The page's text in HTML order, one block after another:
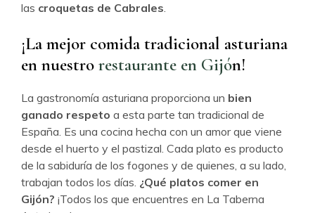
las croquetas de Cabrales.
¡La mejor comida tradicional asturiana
en nuestro restaurante en Gijón!
La gastronomía asturiana proporciona un bien
ganado respeto a esta parte tan tradicional de
España. Es una cocina hecha con un amor que viene
desde el huerto y el pastizal. Cada plato es producto
de la sabiduría de los fogones y de quienes, a su lado,
trabajan todos los días. ¿Qué platos comer en
Gijón? ¡Todos los que encuentres en La Taberna